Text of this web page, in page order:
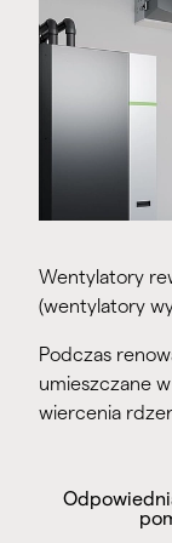
Wentylatory
(wentylatory
Podczas
umieszczane
wiercenia